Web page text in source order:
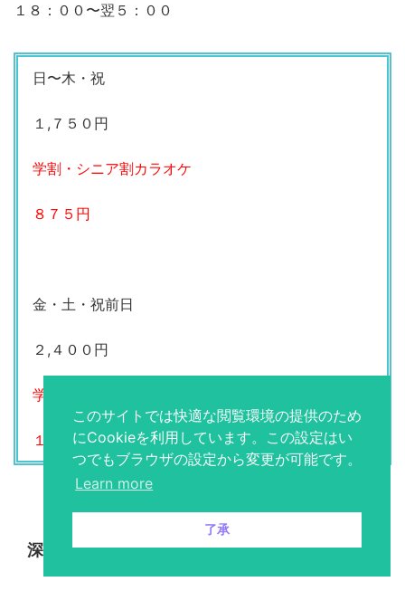
１８：００〜翌５：００
日〜木・祝
１,７５０円
学割・シニア割カラオケ
８７５円
金・土・祝前日
２,４００円
学割・シニア割カラオケ
１,２００円
深夜のカラオケフリータイム料金
このサイトでは快適な閲覧環境の提供のため
にCookieを利用しています。この設定はい
つでもブラウザの設定から変更が可能です。
Learn more
了承